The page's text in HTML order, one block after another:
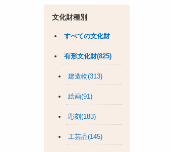
文化財種別
すべての文化財
有形文化財(825)
建造物(313)
絵画(91)
彫刻(183)
工芸品(145)